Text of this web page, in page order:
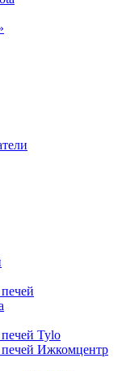
Tylo
печей Ижкомцентр